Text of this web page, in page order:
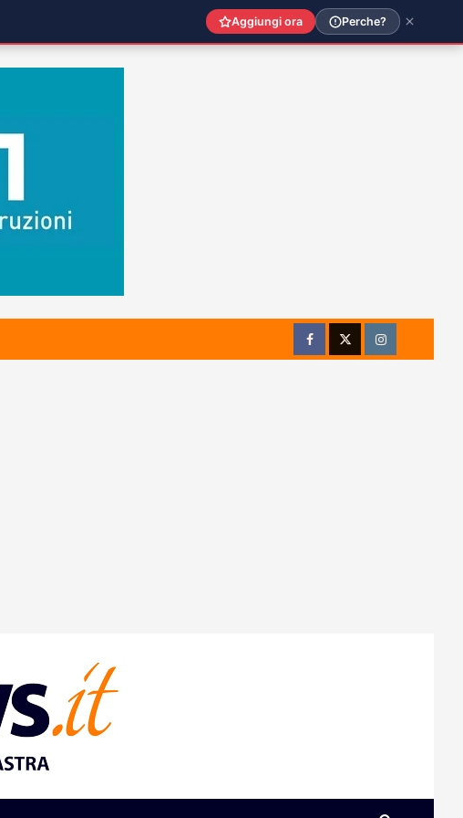
FacebookTwitterInstagram
Aggiungi ora Perche?